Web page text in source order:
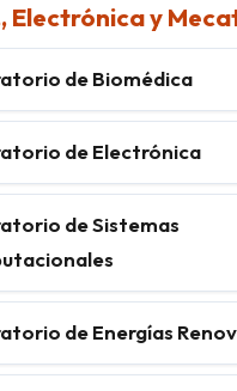
Electrónica y
de Biomédica
de Electrónica
de Sistemas
de Energías